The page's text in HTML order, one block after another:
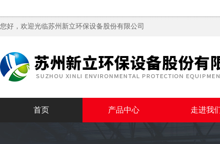
您好，欢迎光临苏州新立环保设备股份有限公司
首页 产品中心 走进我